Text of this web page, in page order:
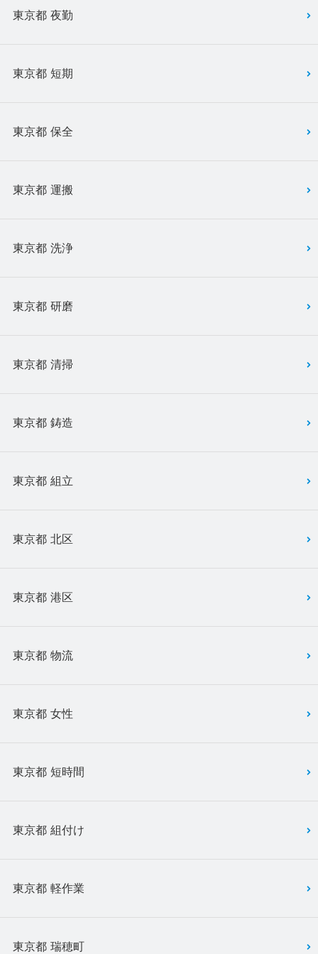
東京都 夜勤
東京都 短期
東京都 保全
東京都 運搬
東京都 洗浄
東京都 研磨
東京都 清掃
東京都 鋳造
東京都 組立
東京都 北区
東京都 港区
東京都 物流
東京都 女性
東京都 短時間
東京都 組付け
東京都 軽作業
東京都 瑞穂町